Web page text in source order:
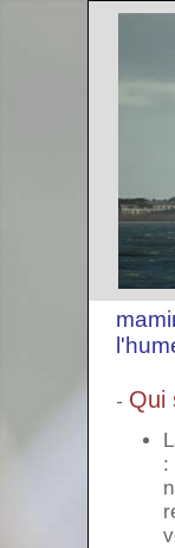
- Qui
: